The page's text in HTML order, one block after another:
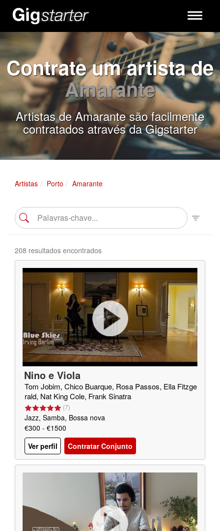
Toggle
Contrate um artista de
Amarante
Artistas de Amarante são facilmente
contratados através da Gigstarter
Artistas Porto Amarante
208 resultados encontrados
Nino e Viola
Tom Jobim, Chico Buarque, Rosa Passos, Ella Fitzge
rald, Nat King Cole, Frank Sinatra
(7)
Jazz, Samba, Bossa nova
€300 - €1500
Ver perfil
Contratar Conjunto